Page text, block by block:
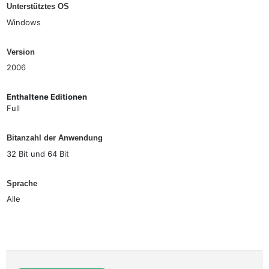
Unterstütztes OS
Windows
Version
2006
Enthaltene Editionen
Full
Bitanzahl der Anwendung
32 Bit und 64 Bit
Sprache
Alle